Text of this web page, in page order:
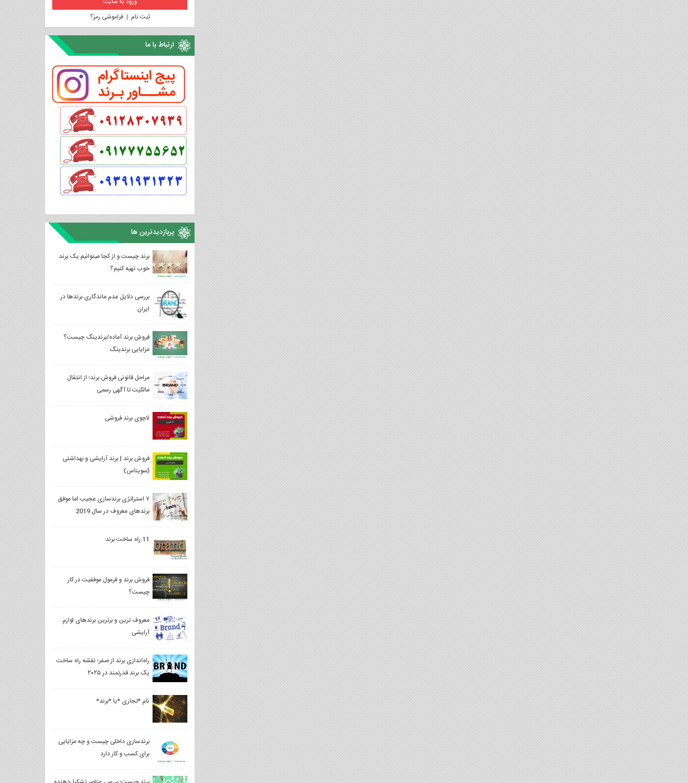
ثبت نام |فراموشی رمز؟
ارتباط با ما
پربازدیدترین ها
برند چیست و از کجا میتوانیم یک برند
خوب تهیه کنیم؟
بررسی دلایل عدم ماندگاری برندها در
ایران
فروش برند آماده/برندینگ چیست؟
مزایایی برندینگ
مراحل قانونی فروش برند؛ از انتقال
مالکیت تا آگهی رسمی
لاچوی برند فروشی
فروش برند | برند آرایشی و بهداشتی
(سویناس)
۷ استراتژی برندسازی عجیب اما موفق
برندهای معروف در سال 2019
11 راه ساخت برند
فروش برند و فرمول موفقیت در کار
چیست؟
معروف ترین و برترین برندهای لوازم
آرایشی
راه‌اندازی برند از صفر؛ نقشه راه ساخت
یک برند قدرتمند در ۲۰۲۵
نام *تجاری *یا *برند*
برندسازی داخلی چیست و چه مزایایی
برای کسب و کار دارد